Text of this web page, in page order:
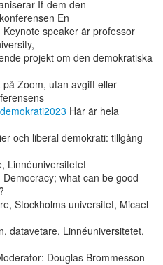
If-dem den
En
speaker är professor
projekt om den demokratiska
Zoom, utan avgift eller
Här är hela
Linnéuniversitetet
Stockholms universitet, Micael
datavetare, Linnéuniversitetet,
Douglas Brommesson